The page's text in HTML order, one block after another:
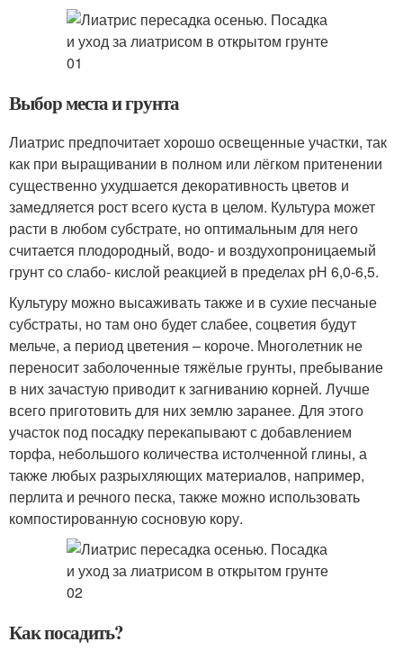
Выбор места и грунта
Лиатрис предпочитает хорошо освещенные участки, так
как при выращивании в полном или лёгком притенении
существенно ухудшается декоративность цветов и
замедляется рост всего куста в целом. Культура может
расти в любом субстрате, но оптимальным для него
считается плодородный, водо- и воздухопроницаемый
грунт со слабо- кислой реакцией в пределах рН 6,0-6,5.
Культуру можно высаживать также и в сухие песчаные
субстраты, но там оно будет слабее, соцветия будут
мельче, а период цветения – короче. Многолетник не
переносит заболоченные тяжёлые грунты, пребывание
в них зачастую приводит к загниванию корней. Лучше
всего приготовить для них землю заранее. Для этого
участок под посадку перекапывают с добавлением
торфа, небольшого количества истолченной глины, а
также любых разрыхляющих материалов, например,
перлита и речного песка, также можно использовать
компостированную сосновую кору.
Как посадить?